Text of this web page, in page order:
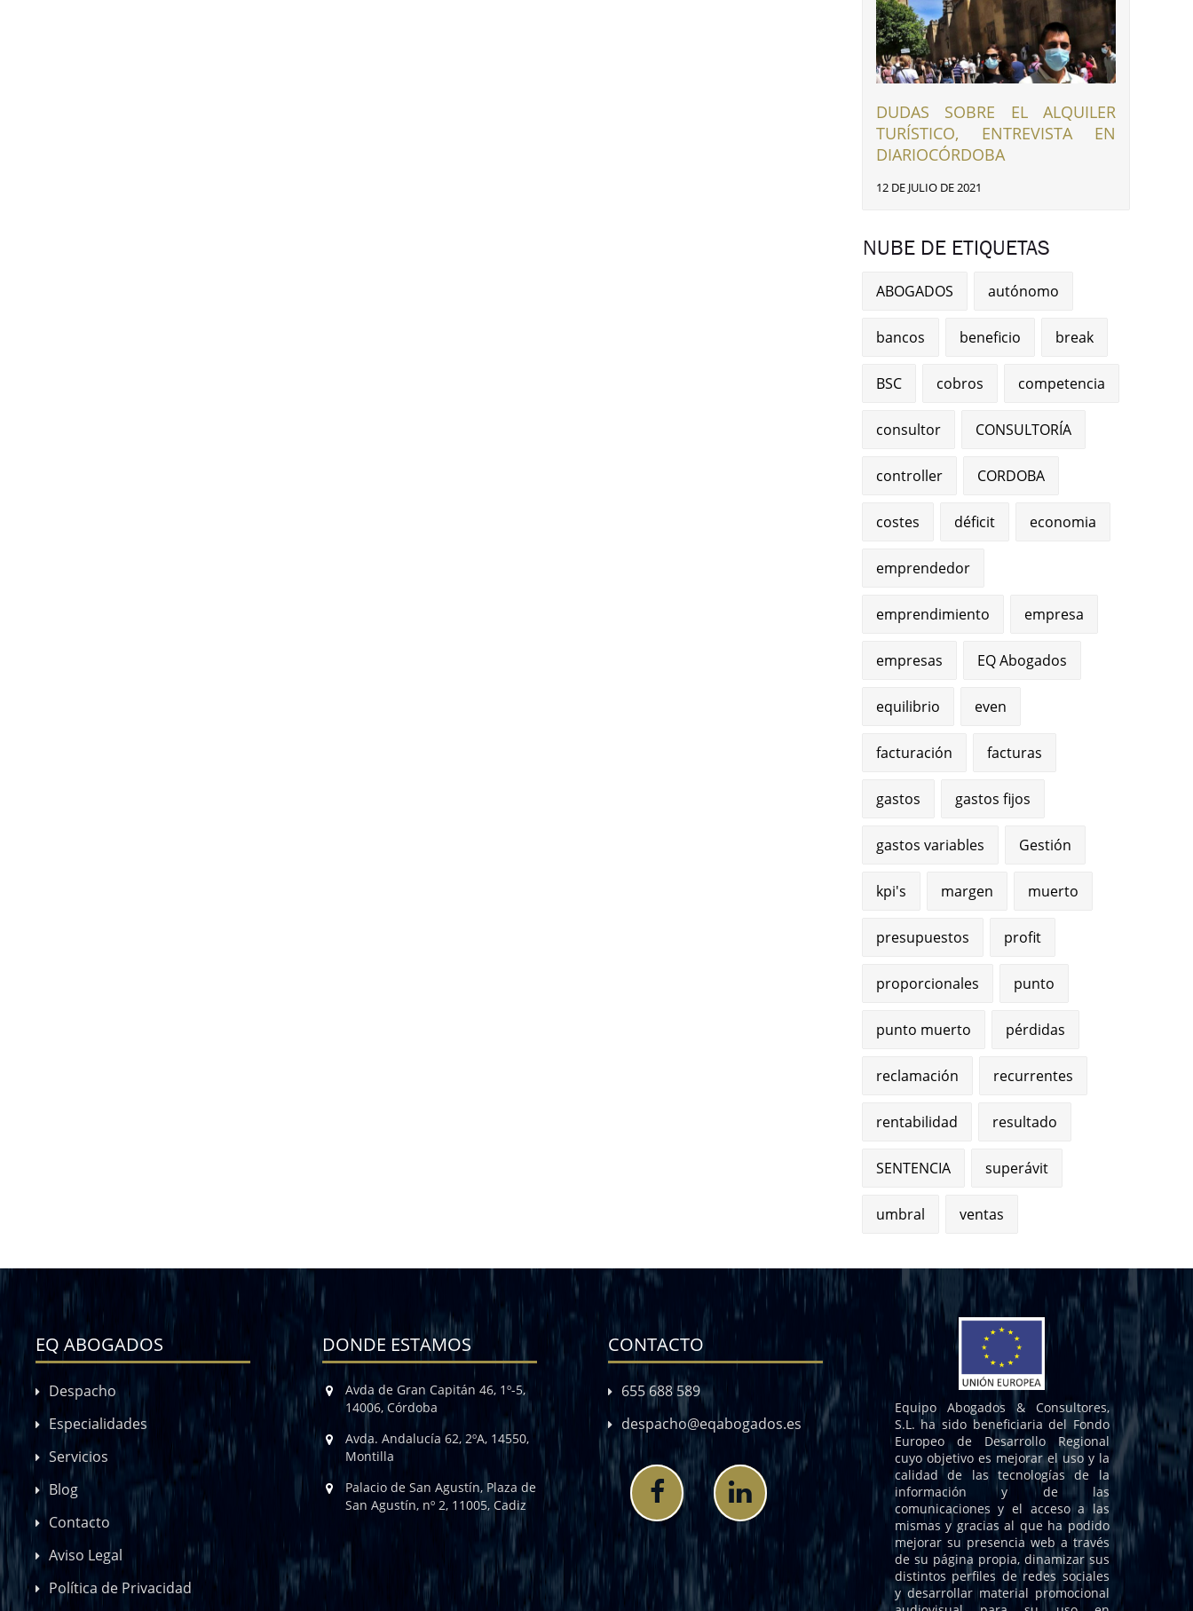
DUDAS SOBRE EL ALQUILER
TURÍSTICO, ENTREVISTA EN
DIARIOCÓRDOBA
12 DE JULIO DE 2021
NUBE DE ETIQUETAS
ABOGADOS autónomo
bancos beneficio break
BSC cobros competencia
consultor CONSULTORÍA
controller CORDOBA
costes déficit economia
emprendedor
emprendimiento empresa
empresas EQ Abogados
equilibrio even
facturación facturas
gastos gastos fijos
gastos variables Gestión
kpi's margen muerto
presupuestos profit
proporcionales punto
punto muerto pérdidas
reclamación recurrentes
rentabilidad resultado
SENTENCIA superávit
umbral ventas
EQ ABOGADOS
Despacho
Especialidades
Servicios
Blog
Contacto
Aviso Legal
Política de Privacidad
DONDE ESTAMOS
Avda de Gran Capitán 46, 1º-5,
14006, Córdoba
Avda. Andalucía 62, 2ºA, 14550,
Montilla
Palacio de San Agustín, Plaza de
San Agustín, nº 2, 11005, Cadiz
CONTACTO
655 688 589
despacho@eqabogados.es
Equipo Abogados & Consultores,
S.L. ha sido beneficiaria del Fondo
Europeo de Desarrollo Regional
cuyo objetivo es mejorar el uso y la
calidad de las tecnologías de la
información y de las
comunicaciones y el acceso a las
mismas y gracias al que ha podido
mejorar su presencia web a través
de su página propia, dinamizar sus
distintos perfiles de redes sociales
y desarrollar material promocional